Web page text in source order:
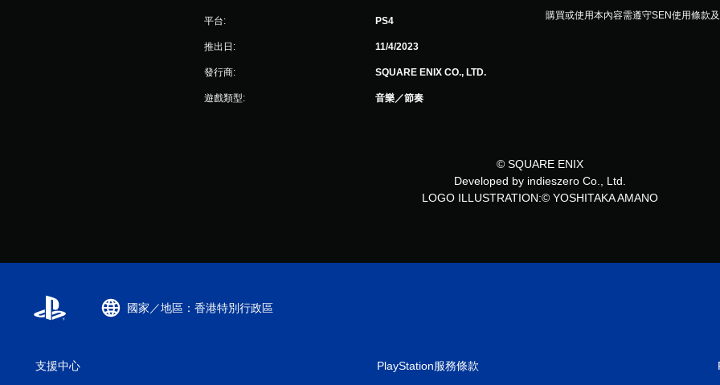
平台: PS4
推出日: 11/4/2023
發行商: SQUARE ENIX CO., LTD.
遊戲類型: 音樂／節奏
購買或使用本內容需遵守SEN使用條款及
© SQUARE ENIX
Developed by indieszero Co., Ltd.
LOGO ILLUSTRATION:© YOSHITAKA AMANO
國家／地區：香港特別行政區
支援中心 PlayStation服務條款